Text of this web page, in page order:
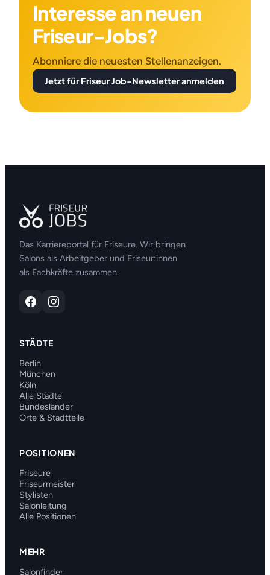
Interesse an neuen
Friseur-Jobs?
Abonniere die neuesten Stellenanzeigen.
Jetzt für Friseur Job-Newsletter anmelden
Das Karriereportal für Friseure. Wir bringen
Salons als Arbeitgeber und Friseur:innen
als Fachkräfte zusammen.
STÄDTE
Berlin
München
Köln
Alle Städte
Bundesländer
Orte & Stadtteile
POSITIONEN
Friseure
Friseurmeister
Stylisten
Salonleitung
Alle Positionen
MEHR
Salonfinder